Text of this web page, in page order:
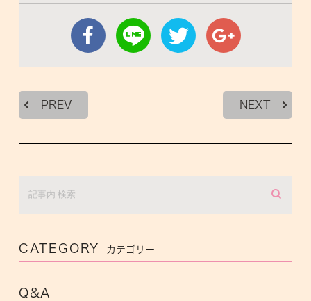
PREV NEXT
CATEGORY カテゴリー
Q&A